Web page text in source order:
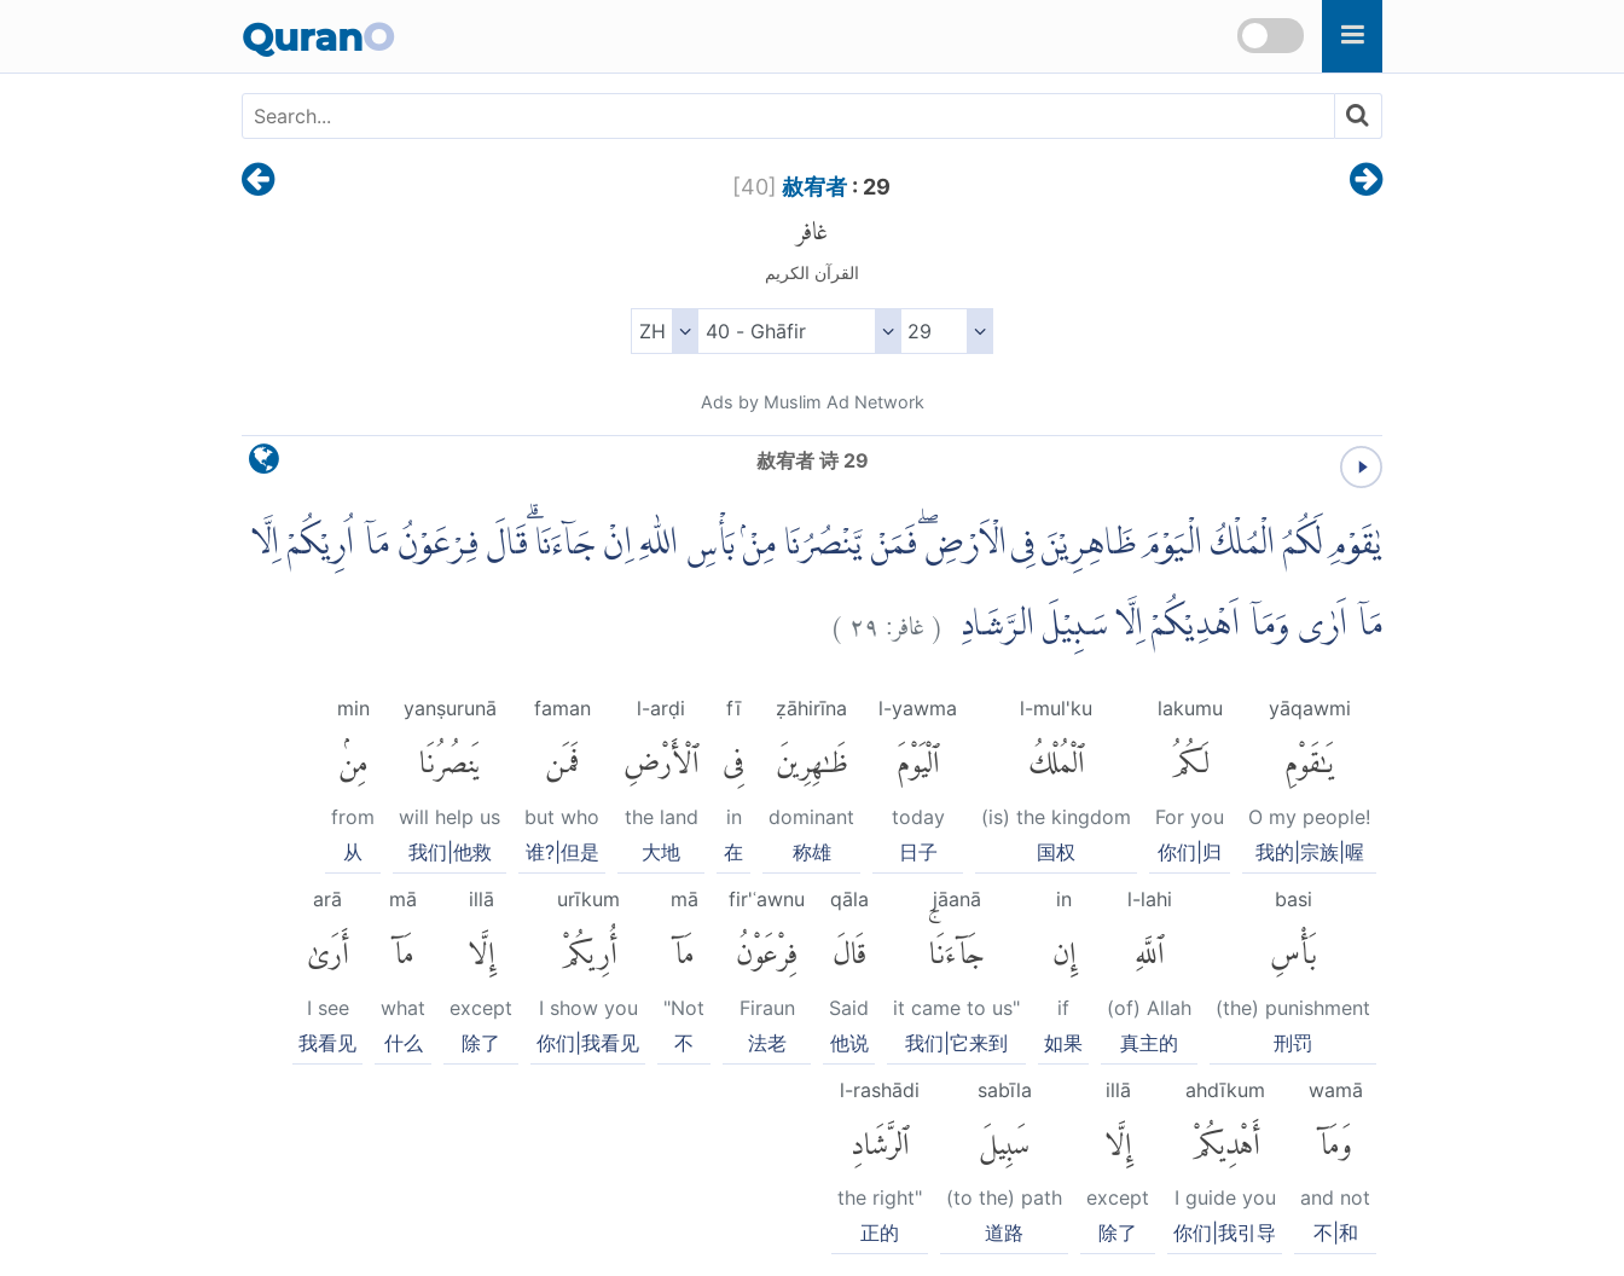
QuranO
[40] 赦宥者 : 29
غافر
القرآن الكريم
Ads by Muslim Ad Network
赦宥者 诗 29
يٰقَوْمِ لَكُمُ الْمُلْكُ الْيَوْمَ ظَاهِرِيْنَ فِى الْاَرْضِۖ فَمَنْ يَّنْصُرُنَا مِنْۢ بَأْسِ اللّٰهِ اِنْ جَاۤءَنَا ۗقَالَ فِرْعَوْنُ مَآ اُرِيْكُمْ اِلَّا
مَآ اَرٰى وَمَآ اَهْدِيْكُمْ اِلَّا سَبِيْلَ الرَّشَادِ (غافر:٢٩)
yāqawmi
يَٰقَوْمِ
O my people!
我的|宗族|喔
lakumu
لَكُمُ
For you
你们|归
l-mul'ku
ٱلْمُلْكُ
(is) the kingdom
国权
l-yawma
ٱلْيَوْمَ
today
日子
ẓāhirīna
ظَٰهِرِينَ
dominant
称雄
fī
فِى
in
在
l-arḍi
ٱلْأَرْضِ
the land
大地
faman
فَمَن
but who
谁?|但是
yanṣurunā
يَنصُرُنَا
will help us
我们|他救
min
مِنۢ
from
从
basi
بَأْسِ
(the) punishment
刑罚
l-lahi
ٱللَّهِ
(of) Allah
真主的
in
إِن
if
如果
jāanā
جَآءَنَاۚ
it came to us"
我们|它来到
qāla
قَالَ
Said
他说
fir'ʿawnu
فِرْعَوْنُ
Firaun
法老
mā
مَآ
"Not
不
urīkum
أُرِيكُمْ
I show you
你们|我看见
illā
إِلَّا
except
除了
mā
مَآ
what
什么
arā
أَرَىٰ
I see
我看见
wamā
وَمَآ
and not
不|和
ahdīkum
أَهْدِيكُمْ
I guide you
你们|我引导
illā
إِلَّا
except
除了
sabīla
سَبِيلَ
(to the) path
道路
l-rashādi
ٱلرَّشَادِ
the right"
正的